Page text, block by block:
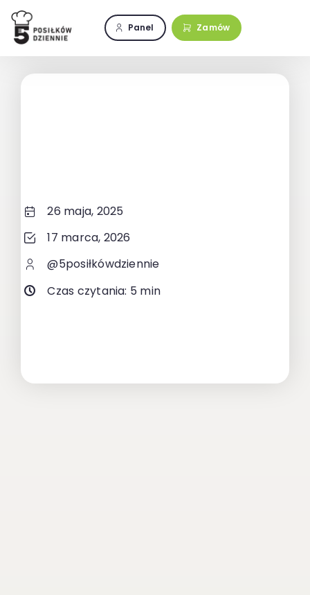
Przejdź
zawartości
Panel Zamów
26 maja, 2025
17 marca, 2026
@5posiłkówdziennie
Czas czytania: 5 min